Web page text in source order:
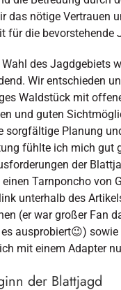
das nötige Vertrauen
für die bevorstehende
des Jagdgebiets
Wir entschieden
Waldstück mit
und guten
sorgfältige Planung
fühlte ich mich gut
der
Tarnponcho von
unterhalb des
(er war großer Fan
ausprobiert😉) sowie
mit einem Adapter
der Blattjagd